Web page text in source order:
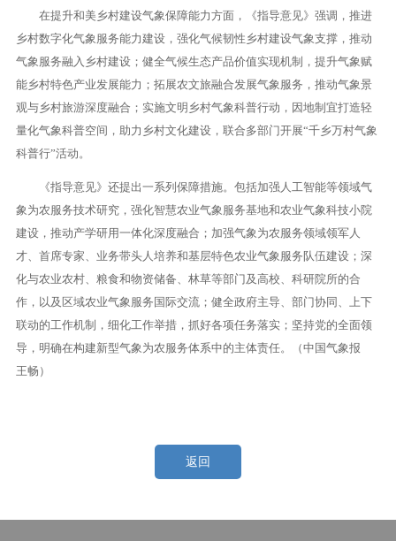
在提升和美乡村建设气象保障能力方面，《指导意见》强调，推进
乡村数字化气象服务能力建设，强化气候韧性乡村建设气象支撑，推动
气象服务融入乡村建设；健全气候生态产品价值实现机制，提升气象赋
能乡村特色产业发展能力；拓展农文旅融合发展气象服务，推动气象景
观与乡村旅游深度融合；实施文明乡村气象科普行动，因地制宜打造轻
量化气象科普空间，助力乡村文化建设，联合多部门开展“千乡万村气象
科普行”活动。
《指导意见》还提出一系列保障措施。包括加强人工智能等领域气
象为农服务技术研究，强化智慧农业气象服务基地和农业气象科技小院
建设，推动产学研用一体化深度融合；加强气象为农服务领域领军人
才、首席专家、业务带头人培养和基层特色农业气象服务队伍建设；深
化与农业农村、粮食和物资储备、林草等部门及高校、科研院所的合
作，以及区域农业气象服务国际交流；健全政府主导、部门协同、上下
联动的工作机制，细化工作举措，抓好各项任务落实；坚持党的全面领
导，明确在构建新型气象为农服务体系中的主体责任。（中国气象报
王畅）
返回